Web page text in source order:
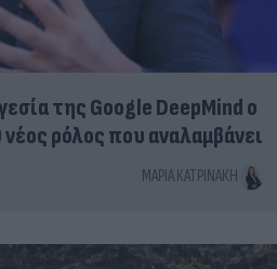
της Google DeepMind ο
ρόλος που αναλαμβάνει
ΜΑΡΊΑ ΚΑΤΡΙΝΆΚΗ